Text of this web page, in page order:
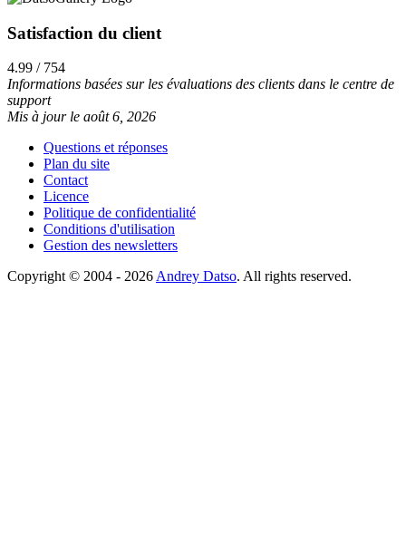
Satisfaction du client
4.99 / 754
Informations basées sur les évaluations des clients dans le centre de
support
Mis à jour le août 6, 2026
Questions et réponses
Plan du site
Contact
Licence
Politique de confidentialité
Conditions d'utilisation
Gestion des newsletters
Copyright © 2004 - 2026Andrey Datso. All rights reserved.